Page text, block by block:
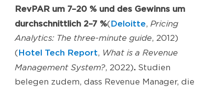
RevPAR um 7–20 % und des Gewinns um
durchschnittlich 2–7 %(Deloitte, Pricing
Analytics: The three-minute guide, 2012)
(Hotel Tech Report, What is a Revenue
Management System?, 2022). Studien
belegen zudem, dass Revenue Manager, die